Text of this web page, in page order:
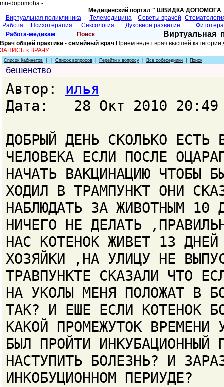
mn-dopomoha -
Медицинский портал " ШВИДКА
Виртуальная поликлиника
Телемедицина Советы врачей
Работа
Психотерапия Сексология Духовное развитие.
Работа-медикам
Поиск Виртуальная
Врач общей практики - семейный врач Прием ведет врач высшей
ЗАПИСЬ к ВРАЧУ
Список Кабинетов Список вопросов Перейти к вопросу Все собеседники Поиск
бешенство
Автор: илья
Дата: 28 Окт 2010 20:49
ДОБРЫЙ ДЕНЬ СКОЛЬКО ЕСТЬ
ЧЕЛОВЕКА ЕСЛИ ПОСЛЕ
НАЧАТЬ ВАКЦИНАЦИЮ ЧТОБЫ
ХОДИЛ В ТРАМПУНКТ ОНИ
НАБЛЮДАТЬ ЗА ЖИВОТНЫМ 10
НИЧЕГО НЕ ДЕЛАТЬ
НАС КОТЕНОК ЖИВЕТ 13
ХОЗЯЙКИ ,НА УЛИЦУ НЕ
ТРАВПУНКТЕ СКАЗАЛИ ЧТО
НА УКОЛЫ МЕНЯ ПОЛОЖАТ В
ТАК? И ЕШЕ ЕСЛИ КОТЕНОК
КАКОЙ ПРОМЕЖУТОК ВРЕМЕНИ
БЫЛ ПРОЙТИ ИНКУБАЦИОННЫЙ
НАСТУПИТЬ БОЛЕЗНЬ? И
ИНКОБУЦИОННОМ ПЕРИУДЕ?